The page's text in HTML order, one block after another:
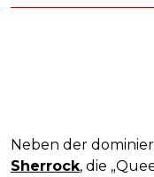
Neben der
Sherrock, die